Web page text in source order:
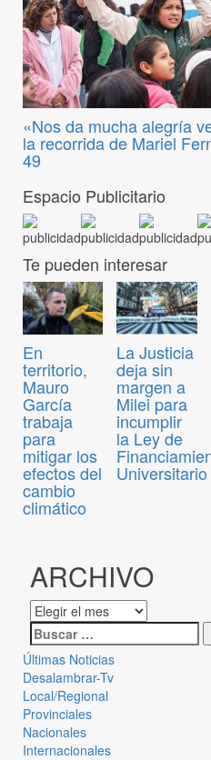
«Nos da mucha alegría
la recorrida de Mariel
49
Espacio Publicitario
Te pueden interesar
En
territorio,
Mauro
García
trabaja
para
mitigar los
efectos del
cambio
climático
La Justicia
deja sin
margen a
Milei para
incumplir
la Ley de
Universitario
ARCHIVO
Últimas Noticias
Desalambrar-Tv
Local/Regional
Provinciales
Nacionales
Internacionales